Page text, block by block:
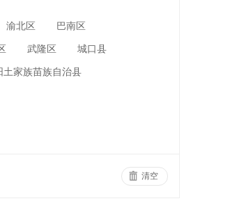
渝北区 巴南区
武隆区 城口县
土家族苗族自治县
清空